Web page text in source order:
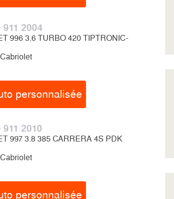
2004
996 3.6 TURBO 420 TIPTRONIC-
personnalisée
2010
997 3.8 385 CARRERA 4S PDK
personnalisée